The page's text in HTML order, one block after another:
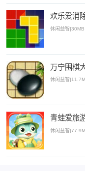
欢乐爱消
休闲益智|30MB
万宁围棋
休闲益智|
青蛙爱旅
休闲益智|